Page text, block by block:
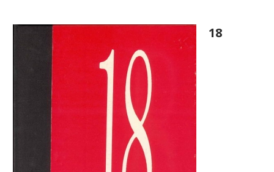
18